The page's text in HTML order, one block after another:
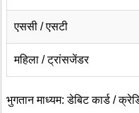
एससी / एसटी
महिला / ट्रांसजेंडर
भुगतान माध्यम: डेबिट कार्ड /